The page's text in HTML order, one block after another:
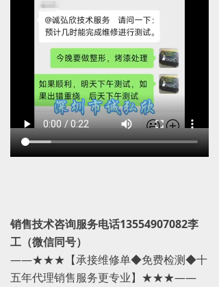
销售技术咨询服务电话13554907082李
工（微信同号）
——★★★【承接维修单◆免费检测◆十
五年代理销售服务更专业】★★★——